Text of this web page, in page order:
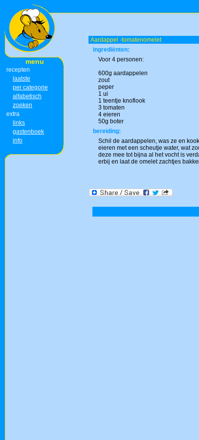
menu
recepten
laatste
per categorie
alfabetisch
zoeken
extra
links
gastenboek
info
Aardappel -tomatenomelet
ingrediënten:
Voor 4 personen:
600g aardappelen
zout
peper
1 ui
1 teentje knoflook
3 tomaten
4 eieren
50g boter
bereiding:
Schil de aardappelen, was ze en
eieren met een scheutje water, wat
deze mee tot bijna al het vocht is
erbij en laat de omelet zachtjes